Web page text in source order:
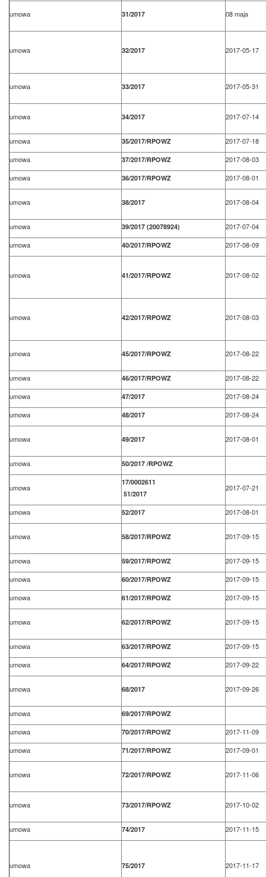
umowa 31/2017 08 maja
umowa 32/2017 2017-05-17
umowa 33/2017 2017-05-31
umowa 34/2017 2017-07-14
umowa 35/2017/RPOWZ
2017-07-18
umowa
37/2017/RPOWZ
2017-08-03
umowa
36/2017/RPOWZ 2017-08-01
umowa 38/2017 2017-08-04
umowa 39/2017 (20078924)
2017-07-04
umowa
40/2017/RPOWZ 2017-08-09
umowa 41/2017/RPOWZ 2017-08-02
umowa 42/2017/RPOWZ 2017-08-03
umowa 45/2017/RPOWZ 2017-08-22
umowa 46/2017/RPOWZ
2017-08-22
umowa
47/2017
2017-08-24
umowa
48/2017 2017-08-24
umowa 49/2017 2017-08-01
umowa 50/2017 /RPOWZ
umowa
17/0002611
51/2017
2017-07-21
umowa 52/2017 2017-08-01
umowa 58/2017/RPOWZ 2017-09-15
umowa 59/2017/RPOWZ
2017-09-15
umowa
60/2017/RPOWZ
2017-09-15
umowa
61/2017/RPOWZ 2017-09-15
umowa 62/2017/RPOWZ 2017-09-15
umowa 63/2017/RPOWZ
2017-09-15
umowa
64/2017/RPOWZ 2017-09-22
umowa 68/2017 2017-09-26
umowa 69/2017/RPOWZ
umowa 70/2017/RPOWZ
2017-11-09
umowa
71/2017/RPOWZ 2017-09-01
umowa 72/2017/RPOWZ 2017-11-06
umowa 73/2017/RPOWZ 2017-10-02
umowa 74/2017 2017-11-15
umowa 75/2017 2017-11-17